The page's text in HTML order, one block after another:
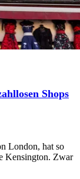
Shops
London, hat so
Kensington. Zwar